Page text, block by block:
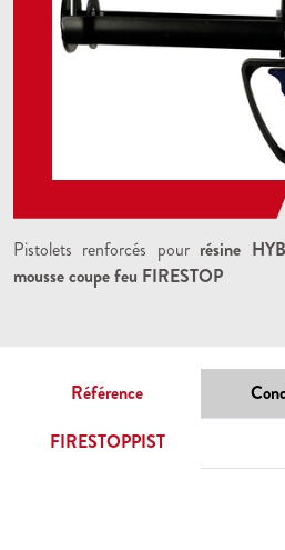
Pistolets renforcés pour résine
mousse coupe feu FIRESTOP
Référence
FIRESTOPPIST